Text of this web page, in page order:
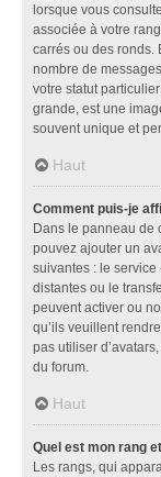
lorsque vous
associée à votre
carrés ou des ronds.
nombre de
votre statut
grande, est une
souvent unique et
Haut
Comment puis-je
Dans le panneau de
pouvez ajouter un
suivantes : le service
distantes ou le
peuvent activer ou
qu’ils veuillent
pas utiliser
du forum.
Haut
Quel est mon rang
Les rangs, qui